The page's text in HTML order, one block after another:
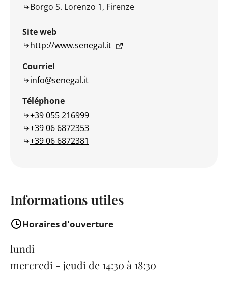
Borgo S. Lorenzo 1, Firenze
Site web
http://www.senegal.it
Courriel
info@senegal.it
Téléphone
+39 055 216999
+39 06 6872353
+39 06 6872381
Informations utiles
Horaires d'ouverture
lundi
mercredi - jeudi de 14:30 à 18:30